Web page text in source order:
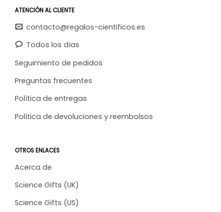
ATENCIÓN AL CLIENTE
contacto@regalos-cientificos.es
Todos los días
Seguimiento de pedidos
Preguntas frecuentes
Política de entregas
Política de devoluciones y reembolsos
OTROS ENLACES
Acerca de
Science Gifts (UK)
Science Gifts (US)